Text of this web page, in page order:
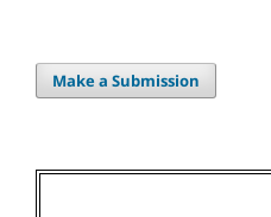
Make a Submission